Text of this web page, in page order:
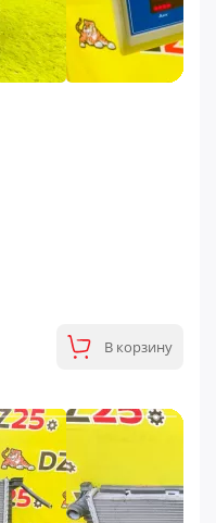
В корзину